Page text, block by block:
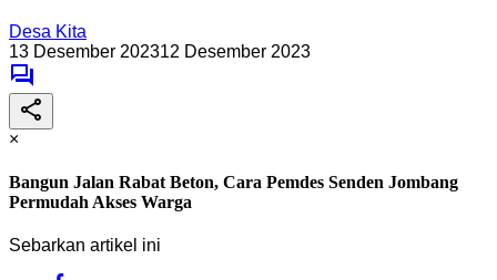
Desa Kita
13 Desember 202312 Desember 2023
×
Bangun Jalan Rabat Beton, Cara Pemdes Senden Jombang
Permudah Akses Warga
Sebarkan artikel ini